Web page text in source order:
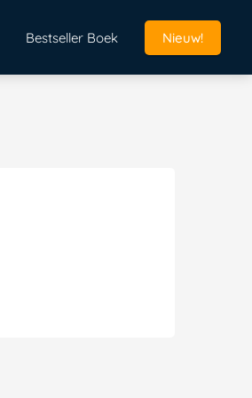
Bestseller Boek Nieuw!